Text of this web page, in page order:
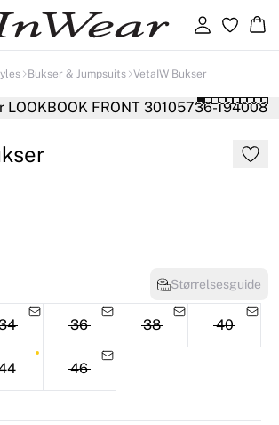
Log ind
Bukser & Jumpsuits VetaIW Bukser
Størrelsesguide
36 38 40
46